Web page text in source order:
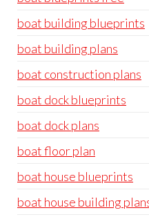
boat building blueprints
boat building plans
boat construction plans
boat dock blueprints
boat dock plans
boat floor plan
boat house blueprints
boat house building